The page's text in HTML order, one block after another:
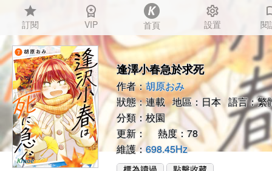
star
訂閱
workspace_premium
VIP 首頁
settings
設置 閱
逢澤小春急於求死
作者：胡原おみ
狀態：連載 地區：日本 語言：繁
分類： 校園
更新： 熱度：78
維護：698.45Hz